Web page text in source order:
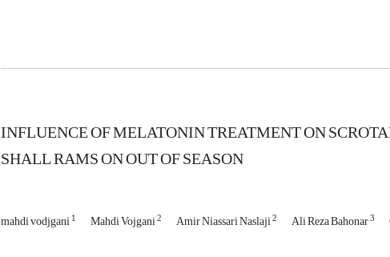
INFLUENCE OF MELATONIN TREATMENT ON
SHALL RAMS ON OUT OF SEASON
mahdi vodjgani1 Mahdi Vojgani2 Amir Niassari Naslaji2 Ali Reza Bahonar3